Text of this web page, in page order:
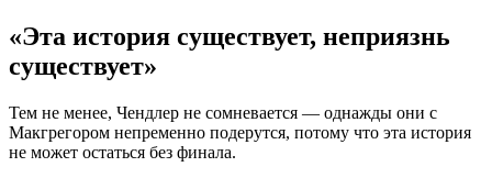
«Эта история существует, неприязнь
существует»
Тем не менее, Чендлер не сомневается — однажды они с
Макгрегором непременно подерутся, потому что эта история
не может остаться без финала.